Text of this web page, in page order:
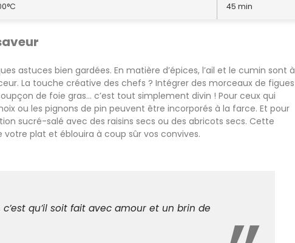
45 min
astuces bien gardées. En matière d’épices, l’ail et le cumin sont à
La touche créative des chefs ? Intégrer des morceaux de figues
de foie gras… c’est tout simplement divin ! Pour ceux qui
ou les pignons de pin peuvent être incorporés à la farce. Et pour
sucré-salé avec des raisins secs ou des abricots secs. Cette
plat et éblouira à coup sûr vos convives.
c’est qu’il soit fait avec amour et un brin de